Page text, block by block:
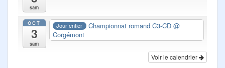
sam
OCT
3
sam
Jour entier Championnat romand C3-CD@
Corgémont
Voir le calendrier